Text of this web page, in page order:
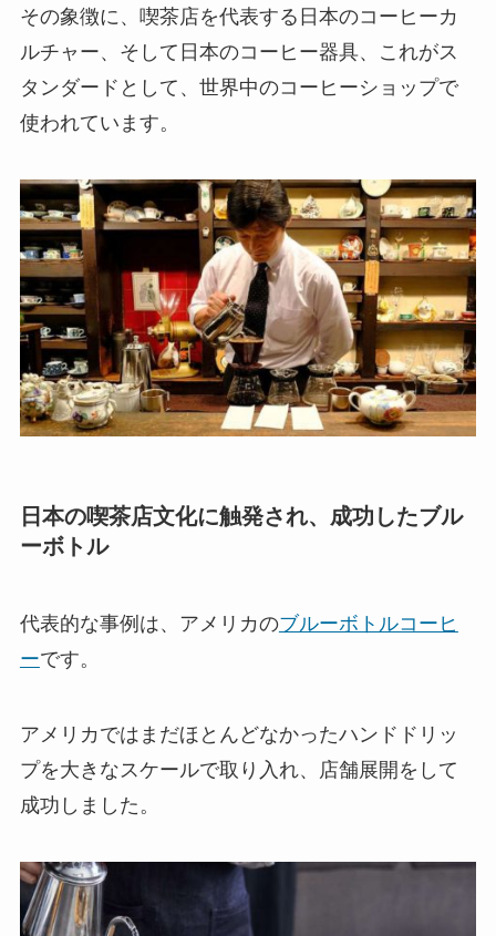
その象徴に、喫茶店を代表する日本のコーヒーカ
ルチャー、そして日本のコーヒー器具、これがス
タンダードとして、世界中のコーヒーショップで
使われています。
日本の喫茶店文化に触発され、成功したブル
ーボトル
代表的な事例は、アメリカのブルーボトルコーヒ
ーです。
アメリカではまだほとんどなかったハンドドリッ
プを大きなスケールで取り入れ、店舗展開をして
成功しました。